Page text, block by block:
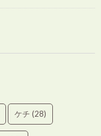
ケチ (28)